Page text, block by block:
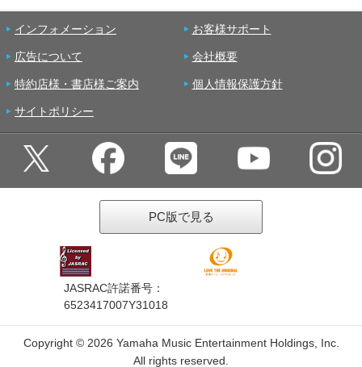
インフォメーション お客様サポート
広告について 会社概要
特約店様・書店様ご案内 個人情報保護方針
サイトポリシー
PC版で見る
JASRAC許諾番号：
6523417007Y31018
Copyright © 2026 Yamaha Music Entertainment Holdings, Inc.
All rights reserved.